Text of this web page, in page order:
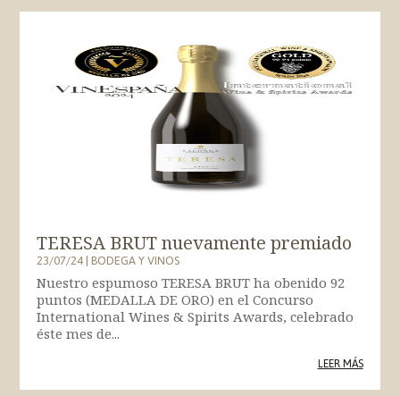
TERESA BRUT nuevamente premiado
23/07/24|BODEGA Y VINOS
Nuestro espumoso TERESA BRUT ha obenido 92
puntos (MEDALLA DE ORO) en el Concurso
International Wines & Spirits Awards, celebrado
éste mes de...
LEER MÁS